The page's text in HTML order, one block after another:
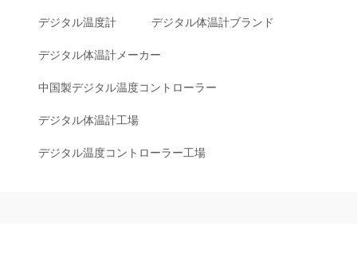
デジタル温度計 デジタル体温計ブランド
デジタル体温計メーカー
中国製デジタル温度コントローラー
デジタル体温計工場
デジタル温度コントローラー工場